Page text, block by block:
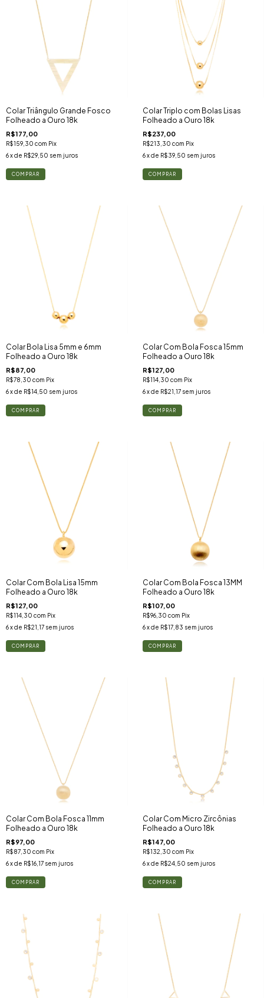
Colar Triângulo Grande Fosco
Folheado a Ouro 18k
R$177,00
R$159,30 com Pix
6x de R$29,50 sem juros
Colar Triplo com Bolas Lisas
Folheado a Ouro 18k
R$237,00
R$213,30 com Pix
6 x de R$39,50 sem juros
Colar Bola Lisa 5mm e 6mm
Folheado a Ouro 18k
R$87,00
R$78,30 com Pix
6x de R$14,50 sem juros
Colar Com Bola Fosca 15mm
Folheado a Ouro 18k
R$127,00
R$114,30 com Pix
6 x de R$21,17 sem juros
Colar Com Bola Lisa 15mm
Folheado a Ouro 18k
R$127,00
R$114,30 com Pix
6x de R$21,17 sem juros
Colar Com Bola Fosca 13MM
Folheado a Ouro 18k
R$107,00
R$96,30 com Pix
6 x de R$17,83 sem juros
Colar Com Bola Fosca 11mm
Folheado a Ouro 18k
R$97,00
R$87,30 com Pix
6x de R$16,17 sem juros
Colar Com Micro Zircônias
Folheado a Ouro 18k
R$147,00
R$132,30 com Pix
6 x de R$24,50 sem juros